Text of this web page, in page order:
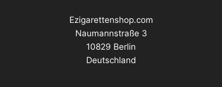
Ezigarettenshop.com
Naumannstraße 3
10829 Berlin
Deutschland